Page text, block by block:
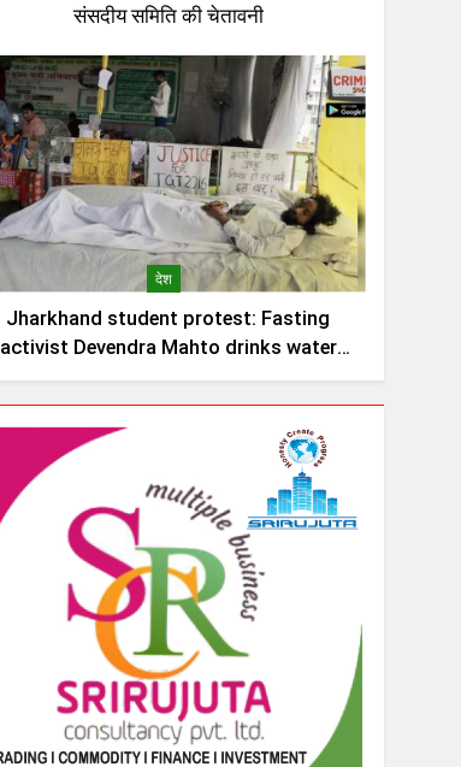
संसदीय समिति की चेतावनी
देश
Jharkhand student protest: Fasting
activist Devendra Mahto drinks water
after personal appeal by Sonam
Wangchuk